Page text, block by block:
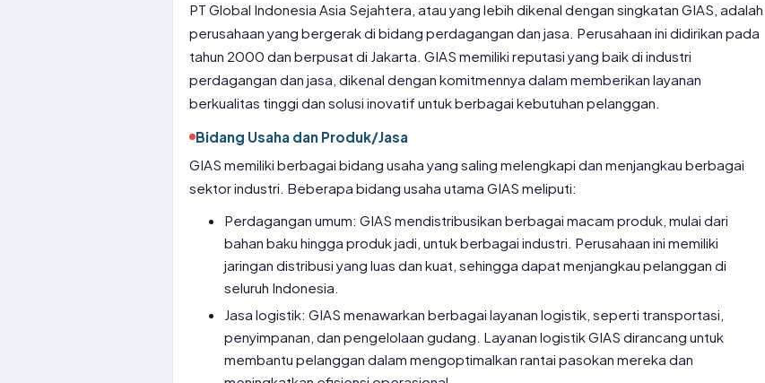
PT Global Indonesia Asia Sejahtera, atau yang lebih dikenal dengan singkatan GIAS, adalah
perusahaan yang bergerak di bidang perdagangan dan jasa. Perusahaan ini didirikan pada
tahun 2000 dan berpusat di Jakarta. GIAS memiliki reputasi yang baik di industri
perdagangan dan jasa, dikenal dengan komitmennya dalam memberikan layanan
berkualitas tinggi dan solusi inovatif untuk berbagai kebutuhan pelanggan.
Bidang Usaha dan Produk/Jasa
GIAS memiliki berbagai bidang usaha yang saling melengkapi dan menjangkau berbagai
sektor industri. Beberapa bidang usaha utama GIAS meliputi:
Perdagangan umum: GIAS mendistribusikan berbagai macam produk, mulai dari
bahan baku hingga produk jadi, untuk berbagai industri. Perusahaan ini memiliki
jaringan distribusi yang luas dan kuat, sehingga dapat menjangkau pelanggan di
seluruh Indonesia.
Jasa logistik: GIAS menawarkan berbagai layanan logistik, seperti transportasi,
penyimpanan, dan pengelolaan gudang. Layanan logistik GIAS dirancang untuk
membantu pelanggan dalam mengoptimalkan rantai pasokan mereka dan